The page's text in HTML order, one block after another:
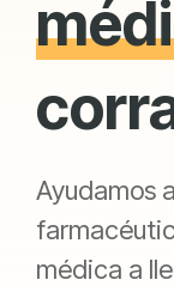
Ayudamos
médica a